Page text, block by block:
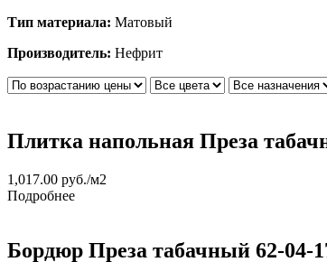
Тип материала: Матовый
Производитель: Нефрит
Плитка напольная Преза
1,017.00 руб./м2
Подробнее
Бордюр Преза табачный 62-04-